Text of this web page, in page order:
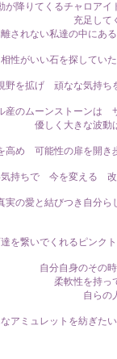
が降りてくるチャロア
充足して
されない私達の中にあ
性がいい石を探してい
野を拡げ 頑なな気持ち
産のムーンストーンは
優しく大きな波動
高め 可能性の扉を開
持ちで 今を変える 改
の愛と結びつき自分
を繋いでくれるピンク
自分自身のその
柔軟性を持
自らの
アミュレットを紡ぎた